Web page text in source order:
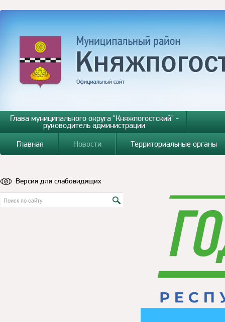
Глава муниципального округа "Княжпогостский" -
руководитель администрации
Главная
Новости Территориальные органы
Версия для слабовидящих